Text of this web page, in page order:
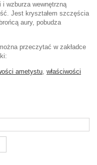
i wzburza wewnętrzną
Jest kryształem szczęścia
aury, pobudza
przeczytać w zakładce
ametystu, właściwości